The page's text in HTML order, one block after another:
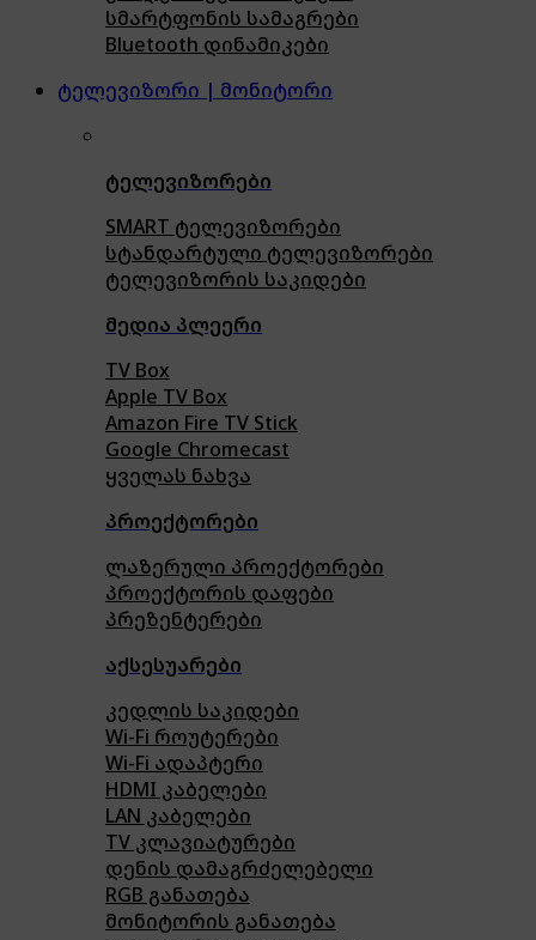
სმარტფონის სამაგრები
Bluetooth დინამიკები
ტელევიზორი | მონიტორი
ტელევიზორები
SMART ტელევიზორები
სტანდარტული ტელევიზორები
ტელევიზორის საკიდები
მედია პლეერი
TV Box
Apple TV Box
Amazon Fire TV Stick
Google Chromecast
ყველას ნახვა
პროექტორები
ლაზერული პროექტორები
პროექტორის დაფები
პრეზენტერები
აქსესუარები
კედლის საკიდები
Wi-Fi როუტერები
Wi-Fi ადაპტერი
HDMI კაბელები
LAN კაბელები
TV კლავიატურები
დენის დამაგრძელებელი
RGB განათება
მონიტორის განათება